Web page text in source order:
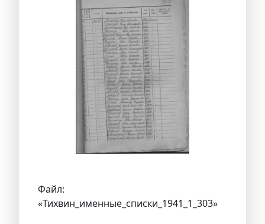
Файл:
«Тихвин_именные_списки_1941_1_303»